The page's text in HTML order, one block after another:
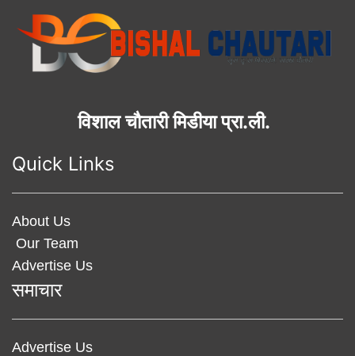
विशाल चौतारी मिडीया प्रा.ली.
Quick Links
About Us
Our Team
Advertise Us
समाचार
Advertise Us